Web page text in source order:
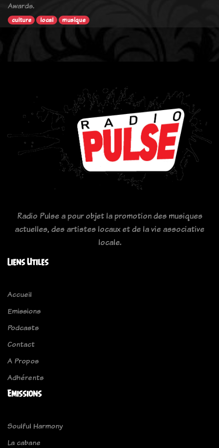
Awards.
culture local musique
Radio Pulse a pour objet la promotion des musiques
actuelles, des artistes locaux et de la vie associative
locale.
Liens Utiles
Accueil
Emissions
Podcasts
Contact
A Propos
Adhérents
Emissions
Soulful Harmony
La cabane